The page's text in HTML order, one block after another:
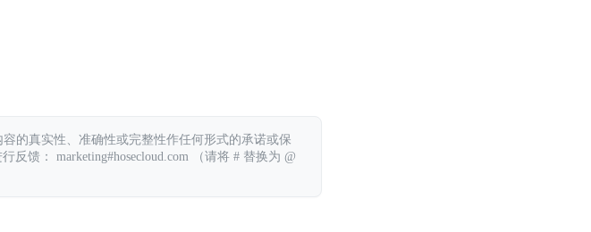
的真实性、准确性或完整性作任何形式的承诺或保
馈： marketing#hosecloud.com （请将 # 替换为 @